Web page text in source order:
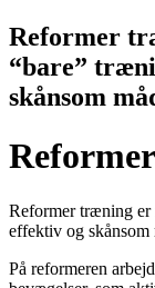
Reformer
“bare”
skånsom
Reformer
Reformer træning er
effektiv og skånsom
På reformeren